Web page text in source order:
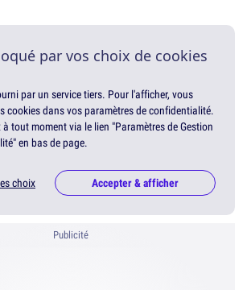
par vos choix de cookies
par un service tiers. Pour l'afficher, vous
cookies dans vos paramètres de confidentialité.
tout moment via le lien "Paramètres de Gestion
en bas de page.
choix Accepter & afficher
Publicité